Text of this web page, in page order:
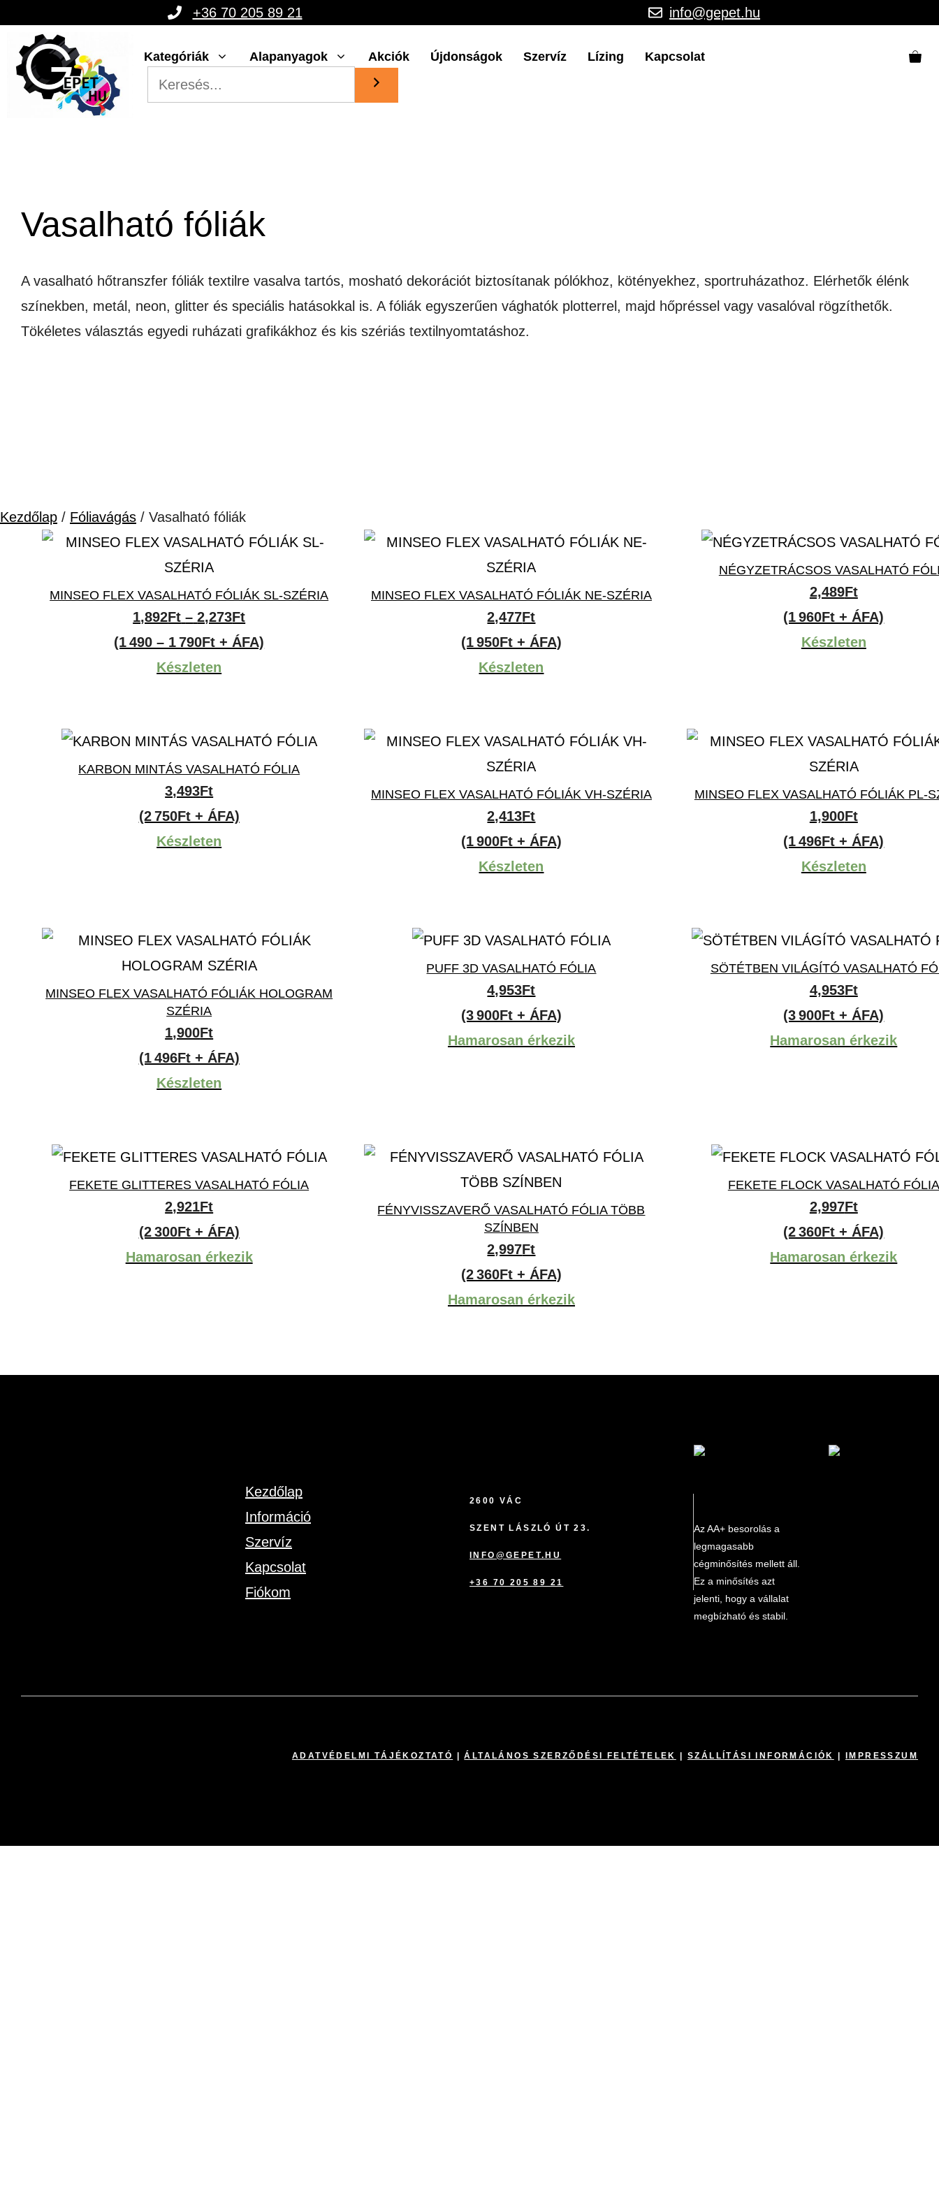
tartalomba
+36 70 205 89 21 info@gepet.hu
Kategóriák Alapanyagok Akciók Újdonságok Szervíz Lízing Kapcsolat
Vasalható fóliák
A vasalható hőtranszfer fóliák textilre vasalva tartós, mosható dekorációt biztosítanak pólókhoz, kötényekhez, sportruházathoz. Elérhetők élénk
színekben, metál, neon, glitter és speciális hatásokkal is. A fóliák egyszerűen vághatók plotterrel, majd hőpréssel vagy vasalóval rögzíthetők.
Tökéletes választás egyedi ruházati grafikákhoz és kis szériás textilnyomtatáshoz.
Kezdőlap / Fóliavágás / Vasalható fóliák
MINSEO FLEX VASALHATÓ FÓLIÁK SL-SZÉRIA
1,892Ft – 2,273FtÁrtartomány:
1,892Ft
(1 490 – 1 790Ft + ÁFA)
Készleten
MINSEO FLEX VASALHATÓ FÓLIÁK NE-SZÉRIA
2,477Ft
(1 950Ft + ÁFA)
Készleten
NÉGYZETRÁCSOS VASALHATÓ
2,489Ft
(1 960Ft + ÁFA)
Készleten
KARBON MINTÁS VASALHATÓ FÓLIA
3,493Ft
(2 750Ft + ÁFA)
Készleten
MINSEO FLEX VASALHATÓ FÓLIÁK VH-SZÉRIA
2,413Ft
(1 900Ft + ÁFA)
Készleten
MINSEO FLEX VASALHATÓ FÓLIÁK PL-
1,900Ft
(1 496Ft + ÁFA)
Készleten
MINSEO FLEX VASALHATÓ FÓLIÁK HOLOGRAM
SZÉRIA
1,900Ft
(1 496Ft + ÁFA)
Készleten
PUFF 3D VASALHATÓ FÓLIA
4,953Ft
(3 900Ft + ÁFA)
Hamarosan érkezik
SÖTÉTBEN VILÁGÍTÓ VASALHATÓ
4,953Ft
(3 900Ft + ÁFA)
Hamarosan érkezik
FEKETE GLITTERES VASALHATÓ FÓLIA
2,921Ft
(2 300Ft + ÁFA)
Hamarosan érkezik
FÉNYVISSZAVERŐ VASALHATÓ FÓLIA TÖBB
SZÍNBEN
2,997Ft
(2 360Ft + ÁFA)
Hamarosan érkezik
FEKETE FLOCK VASALHATÓ FÓLIA
2,997Ft
(2 360Ft + ÁFA)
Hamarosan érkezik
Kezdőlap
Információ
Szervíz
Kapcsolat
Fiókom
2600 VÁC
SZENT LÁSZLÓ ÚT 23.
INFO@GEPET.HU
+36 70 205 89 21
Az AA+ besorolás a
legmagasabb
cégminősítés mellett áll.
Ez a minősítés azt
jelenti, hogy a vállalat
megbízható és stabil.
ADATVÉDELMI TÁJÉKOZTATÓ |ÁLTALÁNOS SZERZŐDÉSI FELTÉTELEK SZÁLLÍTÁSI INFORMÁCIÓK IMPRESSZUM